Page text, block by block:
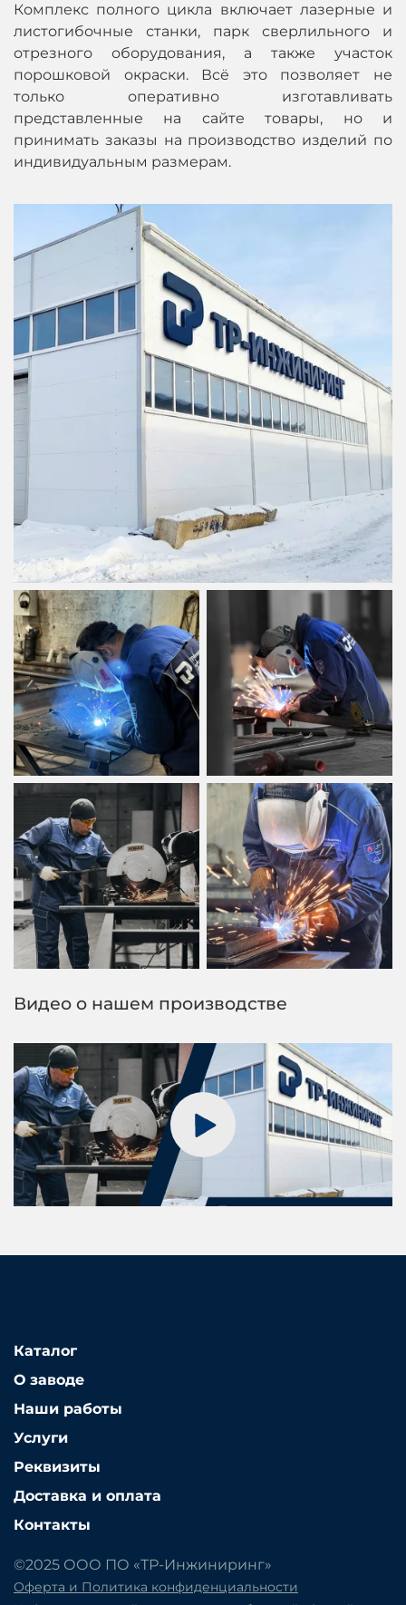
Комплекс полного цикла включает лазерные и
листогибочные станки, парк сверлильного и
отрезного оборудования, а также участок
порошковой окраски. Всё это позволяет не
только оперативно изготавливать
представленные на сайте товары, но и
принимать заказы на производство изделий по
индивидуальным размерам.
Видео о нашем производстве
Каталог
О заводе
Наши работы
Услуги
Реквизиты
Доставка и оплата
Контакты
©2025 ООО ПО «ТР-Инжиниринг»
Оферта и Политика конфиденциальности